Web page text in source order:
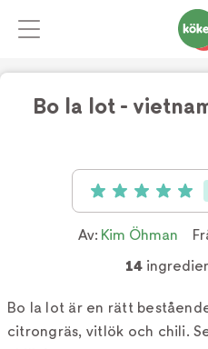
Bo la lot -
Betyg: 5 av 5 (4
Av: Kim Öhman
14
Bo la lot är en rätt
citrongräs, vitlök och chili.